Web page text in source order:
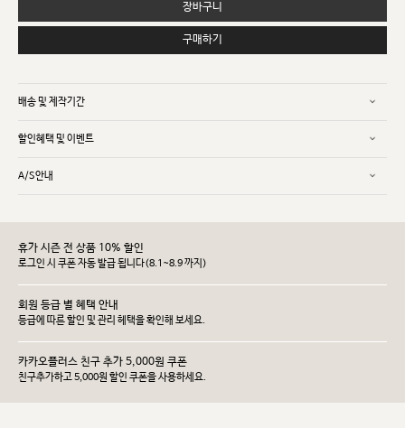
장바구니
구매하기
배송 및 제작기간
할인혜택 및 이벤트
A/S안내
휴가 시즌 전 상품 10% 할인
로그인 시 쿠폰 자동 발급 됩니다(8.1~8.9 까지)
회원 등급 별 혜택 안내
등급에 따른 할인 및 관리 헤택을 확인해 보세요.
카카오플러스 친구 추가 5,000원 쿠폰
친구추가하고 5,000원 할인 쿠폰을 사용하세요.